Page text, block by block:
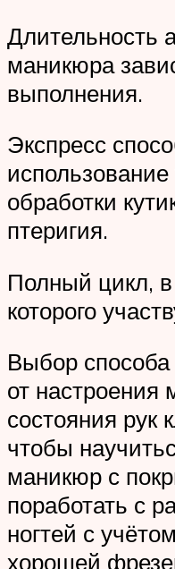
Длительность
маникюра
выполнения.
Экспресс
обработки
птеригия.
Полный цикл,
которого
Выбор
от настроения
состояния рук
чтобы
маникюр с
поработать с
ногтей с
хорошей